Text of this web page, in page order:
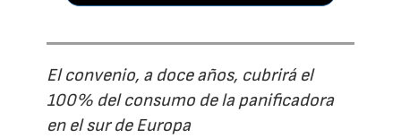
El convenio, a doce años, cubrirá el
100% del consumo de la panificadora
en el sur de Europa